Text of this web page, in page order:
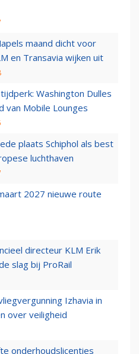
maand dicht voor
en Transavia wijken uit
Washington Dulles
van Mobile Lounges
plaats Schiphol als best
luchthaven
2027 nieuwe route
directeur KLM Erik
slag bij ProRail
Izhavia in
over veiligheid
onderhoudslicenties